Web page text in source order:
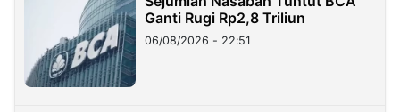
Ganti Rugi Rp2,8 Triliun
06/08/2026 - 22:51